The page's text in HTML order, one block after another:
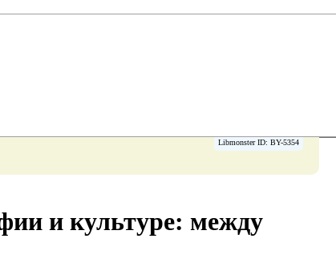
Libmonster ID: BY-5354
и культуре: между